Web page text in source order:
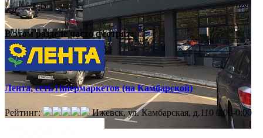
В этом разделечасто смотрят:
Лента, сеть гипермаркетов (на Камбарской)
Рейтинг: Ижевск, ул. Камбарская, д.110 0:00-0:00